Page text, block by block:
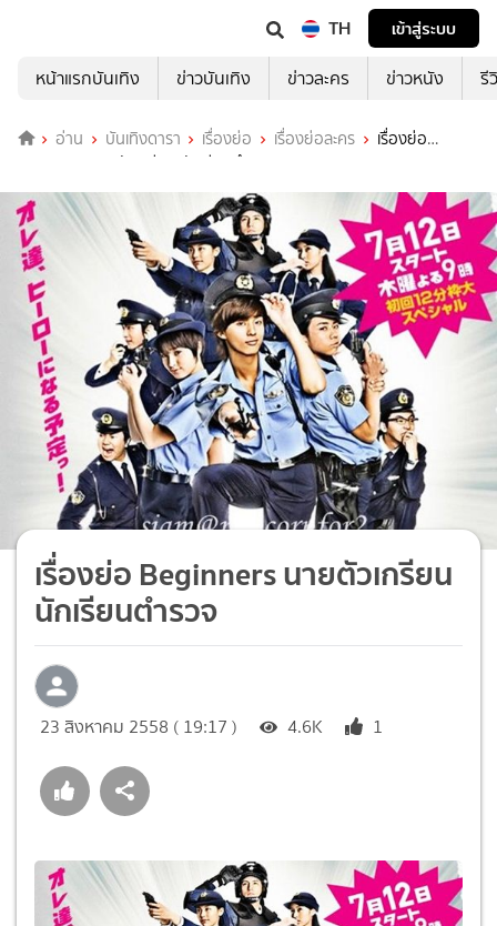
TH
เข้าสู่ระบบ
หน้าแรกบันเทิง
ข่าวบันเทิง ข่าวละคร ข่าวหนัง รี
อ่าน บันเทิงดารา เรื่องย่อ เรื่องย่อละคร
เรื่องย่อ
Beginners นายตัวเกรียน นักเรียนตำรวจ
เรื่องย่อ Beginners นายตัวเกรียน
นักเรียนตำรวจ
23 สิงหาคม 2558 ( 19:17 ) 4.6K 1